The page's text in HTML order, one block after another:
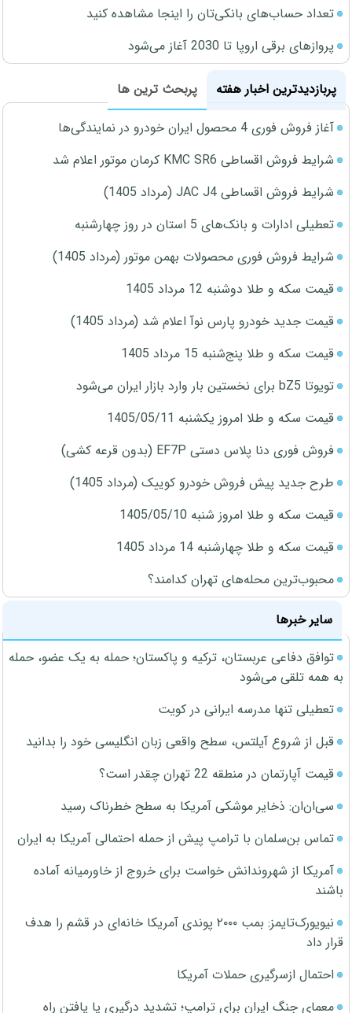
تعداد حساب‌های بانکی‌تان را اینجا مشاهده کنید
پروازهای برقی اروپا تا 2030 آغاز می‌شود
پربازدیدترین اخبار هفته
پربحث ترین ها
آغاز فروش فوری 4 محصول ایران خودرو در نمایندگی‌ها
شرایط فروش اقساطی KMC SR6 کرمان موتور اعلام شد
شرایط فروش اقساطی JAC J4 (مرداد 1405)
تعطیلی ادارات و بانک‌های 5 استان در روز چهارشنبه
شرایط فروش فوری محصولات بهمن موتور (مرداد 1405)
قیمت سکه و طلا دوشنبه 12 مرداد 1405
قیمت جدید خودرو پارس نوآ اعلام شد (مرداد 1405)
قیمت سکه و طلا پنج‌شنبه 15 مرداد 1405
تویوتا bZ5 برای نخستین بار وارد بازار ایران می‌شود
قیمت سکه و طلا امروز یکشنبه 1405/05/11
فروش فوری دنا پلاس دستی EF7P (بدون قرعه کشی)
طرح جدید پیش فروش خودرو کوییک (مرداد 1405)
قیمت سکه و طلا امروز شنبه 1405/05/10
قیمت سکه و طلا چهارشنبه 14 مرداد 1405
محبوب‌ترین محله‌های تهران کدامند؟
سایر خبرها
توافق دفاعی عربستان، ترکیه و پاکستان؛ حمله به یک عضو، حمله
به همه تلقی می‌شود
تعطیلی تنها مدرسه ایرانی در کویت
قبل از شروع آیلتس، سطح واقعی زبان انگلیسی خود را بدانید
قیمت آپارتمان در منطقه 22 تهران چقدر است؟
سی‌ان‌ان: ذخایر موشکی آمریکا به سطح خطرناک رسید
تماس بن‌سلمان با ترامپ پیش از حمله احتمالی آمریکا به ایران
آمریکا از شهروندانش خواست برای خروج از خاورمیانه آماده
باشند
نیویورک‌تایمز: بمب ۲۰۰۰ پوندی آمریکا خانه‌ای در قشم را هدف
قرار داد
احتمال ازسرگیری حملات آمریکا
معمای جنگ ایران برای ترامپ؛ تشدید درگیری یا یافتن راه